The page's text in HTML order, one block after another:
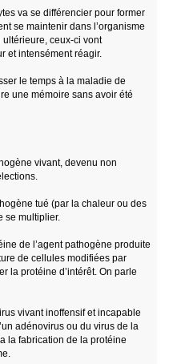
va se différencier pour former
se maintenir dans l’organisme
ultérieure, ceux-ci vont
et intensément réagir.
le temps à la maladie de
une mémoire sans avoir été
vivant, devenu non
tué (par la chaleur ou des
se multiplier.
de l’agent pathogène produite
de cellules modifiées par
la protéine d’intérêt. On parle
vivant inoffensif et incapable
adénovirus ou du virus de la
la fabrication de la protéine